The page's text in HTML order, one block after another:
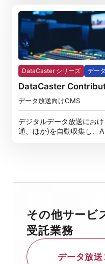
DataCaster シリーズ デー
DataCaster
データ放送向けCMS
デジタルデータ放送にお
通、ほか)を自動収集し、
その他サービ
受託業務
データ放